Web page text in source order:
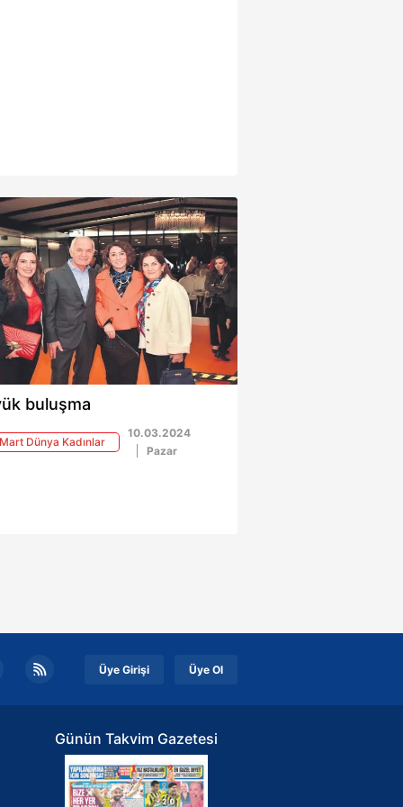
buluşma
Dünya Kadınlar
10.03.2024
Pazar
Üye Girişi Üye Ol
Günün Takvim Gazetesi